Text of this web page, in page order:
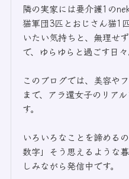
隣の実家には要介護1の
猫軍団3匹とおじさん猫1
いたい気持ちと、無理せ
で、ゆらゆらと過ごす日々
このブログでは、美容や
まで、アラ還女子のリア
す。
いろいろなことを諦める
数字」そう思えるような
しみながら発信中です。